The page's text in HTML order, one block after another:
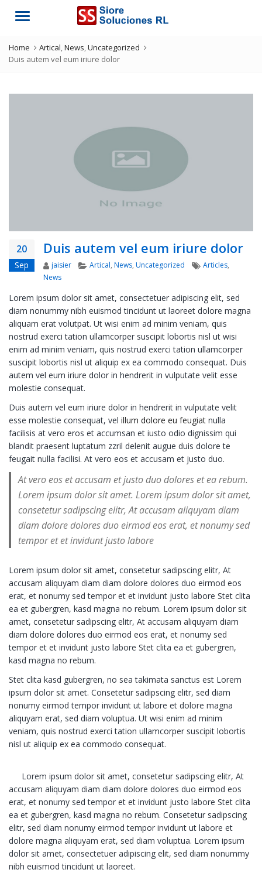
Menu
Home Artical,News,Uncategorized
Duis autem vel eum iriure dolor
20
Sep
Duis autem vel eum iriure dolor
Author
jaisier Categories
Artical, News, Uncategorized Tags
Articles,
News
Lorem ipsum dolor sit amet, consectetuer adipiscing elit, sed
diam nonummy nibh euismod tincidunt ut laoreet dolore magna
aliquam erat volutpat. Ut wisi enim ad minim veniam, quis
nostrud exerci tation ullamcorper suscipit lobortis nisl ut wisi
enim ad minim veniam, quis nostrud exerci tation ullamcorper
suscipit lobortis nisl ut aliquip ex ea commodo consequat. Duis
autem vel eum iriure dolor in hendrerit in vulputate velit esse
molestie consequat.
Duis autem vel eum iriure dolor in hendrerit in vulputate velit
esse molestie consequat, vel illum dolore eu feugiat nulla
facilisis at vero eros et accumsan et iusto odio dignissim qui
blandit praesent luptatum zzril delenit augue duis dolore te
feugait nulla facilisi. At vero eos et accusam et justo duo.
At vero eos et accusam et justo duo dolores et ea rebum.
Lorem ipsum dolor sit amet. Lorem ipsum dolor sit amet,
consetetur sadipscing elitr, At accusam aliquyam diam
diam dolore dolores duo eirmod eos erat, et nonumy sed
tempor et et invidunt justo labore
Lorem ipsum dolor sit amet, consetetur sadipscing elitr, At
accusam aliquyam diam diam dolore dolores duo eirmod eos
erat, et nonumy sed tempor et et invidunt justo labore Stet clita
ea et gubergren, kasd magna no rebum. Lorem ipsum dolor sit
amet, consetetur sadipscing elitr, At accusam aliquyam diam
diam dolore dolores duo eirmod eos erat, et nonumy sed
tempor et et invidunt justo labore Stet clita ea et gubergren,
kasd magna no rebum.
Stet clita kasd gubergren, no sea takimata sanctus est Lorem
ipsum dolor sit amet. Consetetur sadipscing elitr, sed diam
nonumy eirmod tempor invidunt ut labore et dolore magna
aliquyam erat, sed diam voluptua. Ut wisi enim ad minim
veniam, quis nostrud exerci tation ullamcorper suscipit lobortis
nisl ut aliquip ex ea commodo consequat.
Lorem ipsum dolor sit amet, consetetur sadipscing elitr, At
accusam aliquyam diam diam dolore dolores duo eirmod eos
erat, et nonumy sed tempor et et invidunt justo labore Stet clita
ea et gubergren, kasd magna no rebum. Consetetur sadipscing
elitr, sed diam nonumy eirmod tempor invidunt ut labore et
dolore magna aliquyam erat, sed diam voluptua. Lorem ipsum
dolor sit amet, consectetuer adipiscing elit, sed diam nonummy
nibh euismod tincidunt ut laoreet.